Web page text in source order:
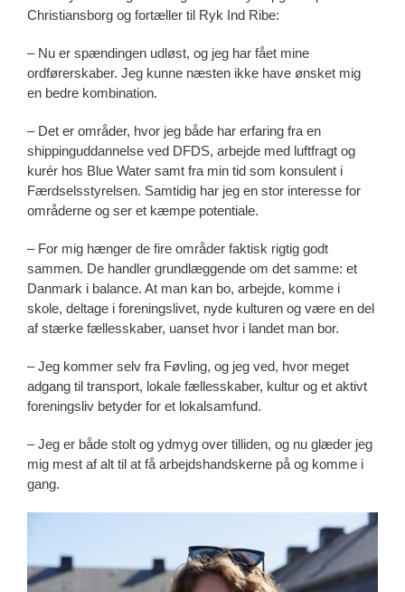
Christiansborg og fortæller til Ryk Ind Ribe:
– Nu er spændingen udløst, og jeg har fået mine
ordførerskaber. Jeg kunne næsten ikke have ønsket mig
en bedre kombination.
– Det er områder, hvor jeg både har erfaring fra en
shippinguddannelse ved DFDS, arbejde med luftfragt og
kurér hos Blue Water samt fra min tid som konsulent i
Færdselsstyrelsen. Samtidig har jeg en stor interesse for
områderne og ser et kæmpe potentiale.
– For mig hænger de fire områder faktisk rigtig godt
sammen. De handler grundlæggende om det samme: et
Danmark i balance. At man kan bo, arbejde, komme i
skole, deltage i foreningslivet, nyde kulturen og være en del
af stærke fællesskaber, uanset hvor i landet man bor.
– Jeg kommer selv fra Føvling, og jeg ved, hvor meget
adgang til transport, lokale fællesskaber, kultur og et aktivt
foreningsliv betyder for et lokalsamfund.
– Jeg er både stolt og ydmyg over tilliden, og nu glæder jeg
mig mest af alt til at få arbejdshandskerne på og komme i
gang.